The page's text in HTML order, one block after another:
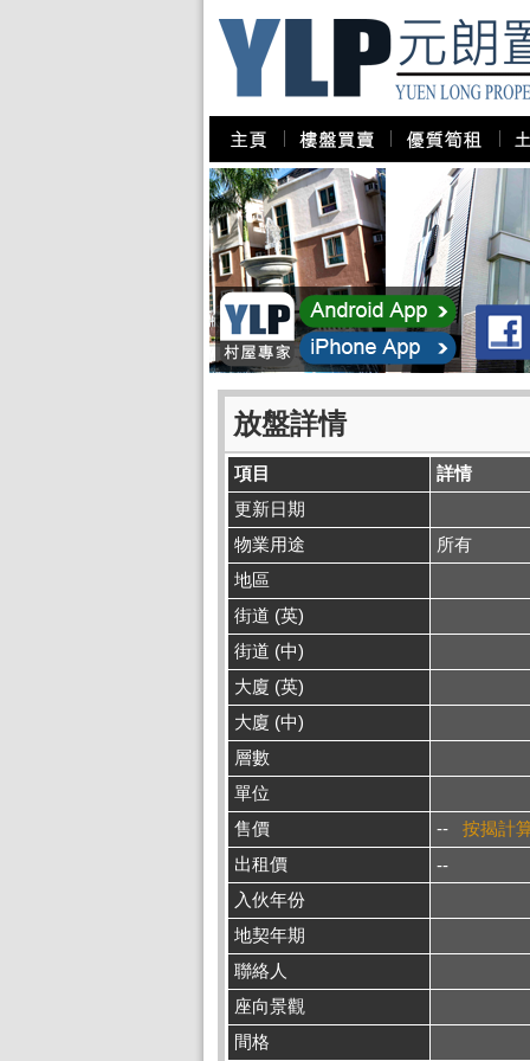
放盤詳情
項目
詳情
更新日期
物業用途
所有
地區
街道 (英)
街道 (中)
大廈 (英)
大廈 (中)
層數
單位
售價
-- 按揭計
出租價
--
入伙年份
地契年期
聯絡人
座向景觀
間格